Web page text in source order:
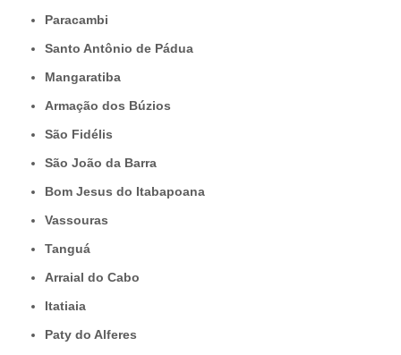
Paracambi
Santo Antônio de Pádua
Mangaratiba
Armação dos Búzios
São Fidélis
São João da Barra
Bom Jesus do Itabapoana
Vassouras
Tanguá
Arraial do Cabo
Itatiaia
Paty do Alferes